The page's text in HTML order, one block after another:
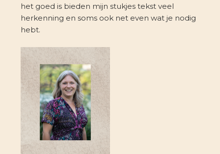
het goed is bieden mijn stukjes tekst veel
herkenning en soms ook net even wat je nodig
hebt.